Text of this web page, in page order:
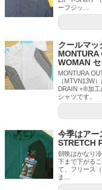
ーフジッ...
クールマッ
MONTURA
WOMAN セ
MONTURA
（MTVN13W
DRAIN +®加工
シャツです。
今季はアー
STRETCH
朝晩はかなり
下まで下がる
て、フリース
ま...